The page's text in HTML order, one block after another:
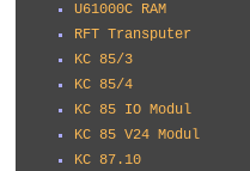
U61000C RAM
RFT Transputer
KC 85/3
KC 85/4
KC 85 IO Modul
KC 85 V24 Modul
KC 87.10